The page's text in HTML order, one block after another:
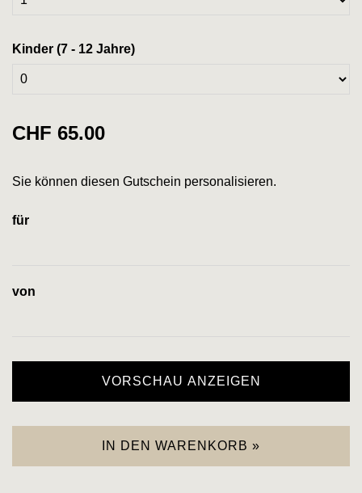
Kinder (7 - 12 Jahre)
CHF 65.00
Sie können diesen Gutschein personalisieren.
für
von
VORSCHAU ANZEIGEN
IN DEN WARENKORB »